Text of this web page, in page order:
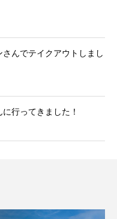
んでテイクアウトしまし
行ってきました！